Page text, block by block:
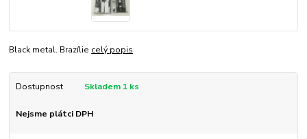
Black metal. Brazílie celý popis
Dostupnost Skladem 1 ks
Nejsme plátci DPH